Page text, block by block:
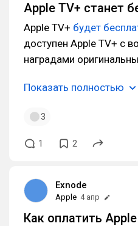
Apple TV+ станет
Apple TV+ будет
доступен Apple TV+ с
наградами
Показать полностью
3
1 2
Exnode
Apple 4 апр
Как оплатить